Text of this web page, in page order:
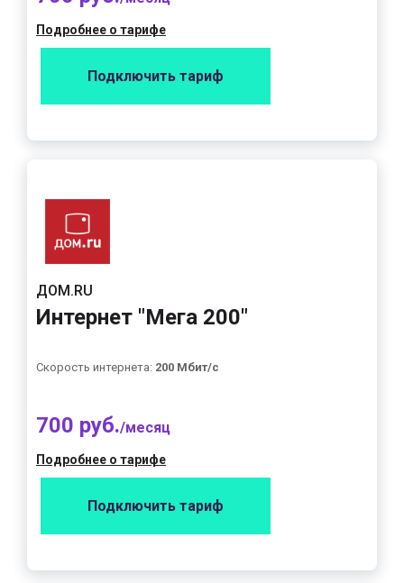
Подробнее о тарифе
Подключить тариф
ДОМ.RU
Интернет "Мега 200"
Скорость интернета: 200 Мбит/с
700 руб./месяц
Подробнее о тарифе
Подключить тариф